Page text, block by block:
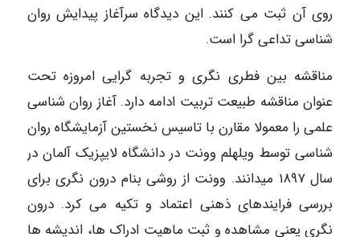
روی آن ثبت می کنند. این دیدگاه سرآغاز پیدایش روان
شناسی تداعی گرا است.
مناقشه بین فطری نگری و تجربه گرایی امروزه تحت
عنوان مناقشه طبیعت تربیت ادامه دارد. آغاز روان شناسی
علمی را معمولا مقارن با تاسیس نخستین آزمایشگاه روان
شناسی توسط ویلهلم وونت در دانشگاه لایپزیک آلمان در
سال ۱۸۹۷ میدانند. وونت از روشی بنام درون نگری برای
بررسی فرایندهای ذهنی اعتماد و تکیه می کرد. درون
نگری یعنی مشاهده و ثبت ماهیت ادراک ها، اندیشه ها